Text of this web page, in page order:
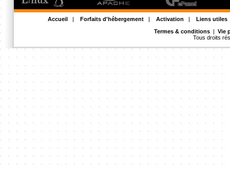
Accueil| Forfaits d'hébergement| Activation | Liens utiles
Termes & conditions| Vie
Tous droits